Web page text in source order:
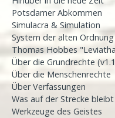
Potsdamer Abkommen
Simulacra & Simulation
System der alten Ordnung
Thomas Hobbes
Über die Grundrechte
Über die Menschenrechte
Über Verfassungen
Was auf der Strecke bleibt
Werkzeuge des Geistes